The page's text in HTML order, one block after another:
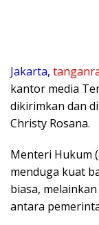
Jakarta,
kantor media
dikirimkan dan
Christy Rosana.
Menteri Hukum
menduga kuat
biasa,
antara